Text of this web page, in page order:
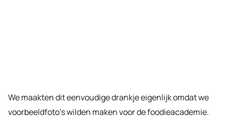
We maakten dit eenvoudige drankje eigenlijk omdat we
voorbeeldfoto’s wilden maken voor de foodieacademie.